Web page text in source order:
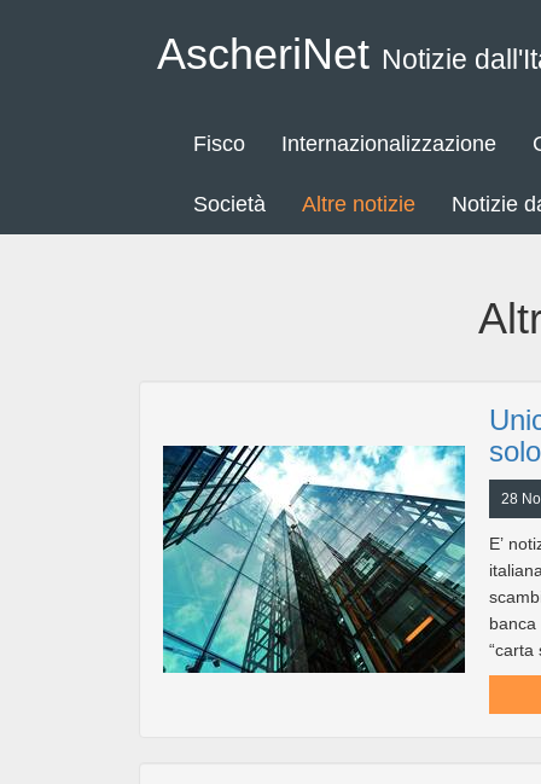
AscheriNet Notizie
Fisco Internazionalizzazione
Società Altre notizie Notizie
28
E’
“carta